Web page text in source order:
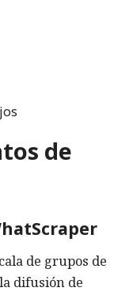
de
de grupos de
difusión de